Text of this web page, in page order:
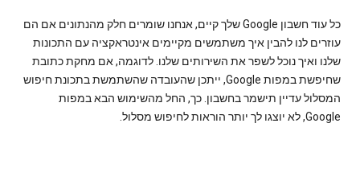
כל עוד חשבון Google שלך קיים, אנחנו שומרים חלק מהנתונים אם הם
עוזרים לנו להבין איך משתמשים מקיימים אינטראקציה עם התכונות
שלנו ואיך נוכל לשפר את השירותים שלנו. לדוגמה, אם מחקת כתובת
שחיפשת במפות Google, ייתכן שהעובדה שהשתמשת בתכונת חיפוש
המסלול עדיין תישמר בחשבון. כך, החל מהשימוש הבא במפות
Google, לא יוצגו לך יותר הוראות לחיפוש מסלול.